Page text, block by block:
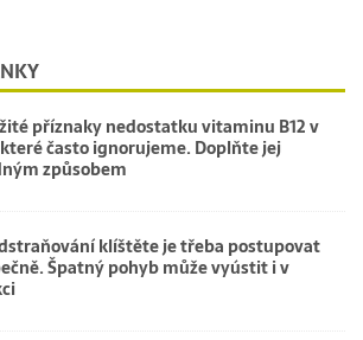
příznaky nedostatku vitaminu B12 v
často ignorujeme. Doplňte jej
způsobem
klíštěte je třeba postupovat
Špatný pohyb může vyústit i v